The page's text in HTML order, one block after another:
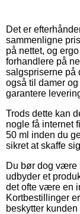
Det er
sammenligne
på nettet, og
forhandlere på
salgspriserne på
også til damer
garantere
Trods dette kan
nogle få internet
50 ml inden du
sikret at skaffe
Du bør dog være
udbyder et
det ofte være en
Kortbestillinger
beskytter